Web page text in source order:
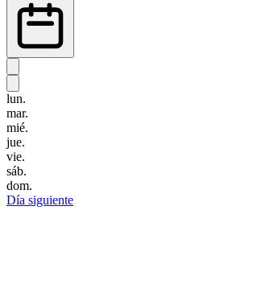
lun.
mar.
mié.
jue.
vie.
sáb.
dom.
Día siguiente